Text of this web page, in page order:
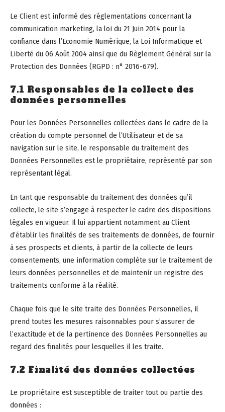
Le Client est informé des réglementations concernant la
communication marketing, la loi du 21 Juin 2014 pour la
confiance dans l’Economie Numérique, la Loi Informatique et
Liberté du 06 Août 2004 ainsi que du Règlement Général sur la
Protection des Données (RGPD : n° 2016-679).
7.1 Responsables de la collecte des
données personnelles
Pour les Données Personnelles collectées dans le cadre de la
création du compte personnel de l’Utilisateur et de sa
navigation sur le site, le responsable du traitement des
Données Personnelles est le propriétaire, représenté par son
représentant légal.
En tant que responsable du traitement des données qu’il
collecte, le site s’engage à respecter le cadre des dispositions
légales en vigueur. Il lui appartient notamment au Client
d’établir les finalités de ses traitements de données, de fournir
à ses prospects et clients, à partir de la collecte de leurs
consentements, une information complète sur le traitement de
leurs données personnelles et de maintenir un registre des
traitements conforme à la réalité.
Chaque fois que le site traite des Données Personnelles, il
prend toutes les mesures raisonnables pour s’assurer de
l’exactitude et de la pertinence des Données Personnelles au
regard des finalités pour lesquelles il les traite.
7.2 Finalité des données collectées
Le propriétaire est susceptible de traiter tout ou partie des
données :